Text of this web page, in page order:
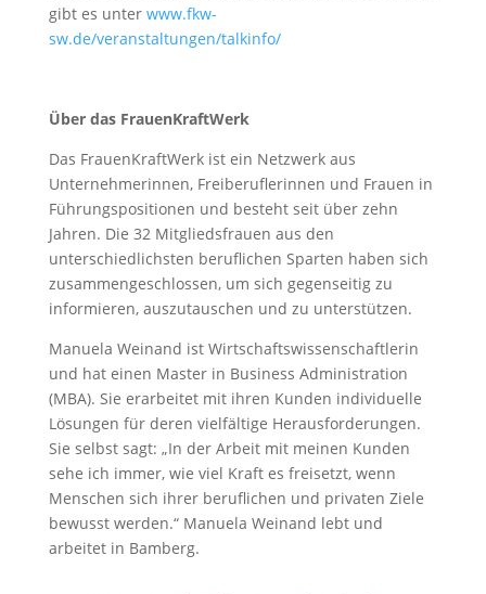
gibt es unter www.fkw-
sw.de/veranstaltungen/talkinfo/
Über das FrauenKraftWerk
Das FrauenKraftWerk ist ein Netzwerk aus
Unternehmerinnen, Freiberuflerinnen und Frauen in
Führungspositionen und besteht seit über zehn
Jahren. Die 32 Mitgliedsfrauen aus den
unterschiedlichsten beruflichen Sparten haben sich
zusammengeschlossen, um sich gegenseitig zu
informieren, auszutauschen und zu unterstützen.
Manuela Weinand ist Wirtschaftswissenschaftlerin
und hat einen Master in Business Administration
(MBA). Sie erarbeitet mit ihren Kunden individuelle
Lösungen für deren vielfältige Herausforderungen.
Sie selbst sagt: „In der Arbeit mit meinen Kunden
sehe ich immer, wie viel Kraft es freisetzt, wenn
Menschen sich ihrer beruflichen und privaten Ziele
bewusst werden.“ Manuela Weinand lebt und
arbeitet in Bamberg.